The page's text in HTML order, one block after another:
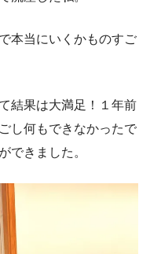
本当にいくかものすご
結果は大満足！１年前
し何もできなかったで
できました。